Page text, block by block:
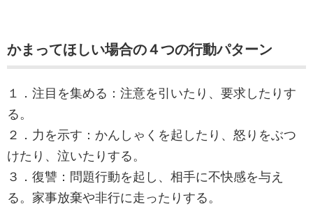
かまってほしい場合の４つの行動パターン
１．注目を集める：注意を引いたり、要求したりす
る。
２．力を示す：かんしゃくを起したり、怒りをぶつ
けたり、泣いたりする。
３．復讐：問題行動を起し、相手に不快感を与え
る。家事放棄や非行に走ったりする。